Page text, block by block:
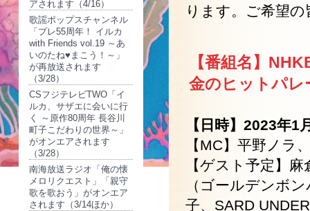
アされます（4/16）
歌謡ポップスチャンネル
「プレ55周年！ イルカ
with Friends vol.19 ～あ
いのたね♥まこう！～」
が再放送されます
（3/28）
CSフジテレビTWO「イ
ルカ、サザエに会いに行
く ～原作80周年 長谷川
町子こだわりの世界～」
がオンエアされます
（3/28）
南海放送ラジオ「俺の懐
メロリクエスト」「親守
歌を歌おう」がオンエア
されます（3/14ほか）
ります。ご希望
【番組名】
金のヒットパレ
【日時】2023年1
【MC】平野ノラ
【ゲスト予定】
（ゴールデンボ
子、SARD